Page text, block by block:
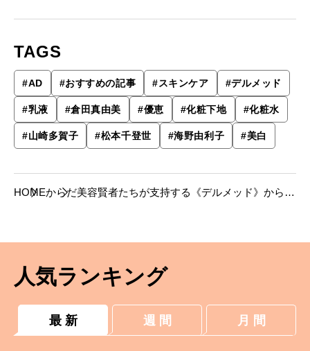
TAGS
#AD #おすすめの記事 #スキンケア #デルメッド
#乳液 #倉田真由美 #優恵 #化粧下地 #化粧水
#山崎多賀子 #松本千登世 #海野由利子 #美白
HOMEからだ美容賢者たちが支持する《デルメッド》から、
人気ランキング
最 新 週 間 月 間